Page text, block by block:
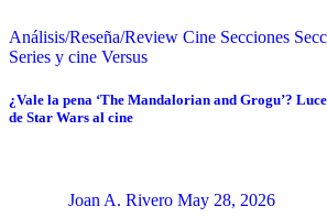
Análisis/Reseña/Review Cine Secciones
Series y cine Versus
¿Vale la pena ‘The Mandalorian and Grogu’?
de Star Wars al cine
Joan A. Rivero May 28, 2026